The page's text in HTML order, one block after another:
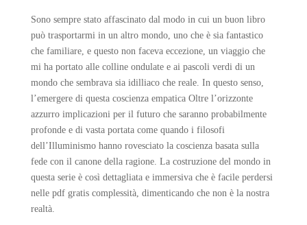
Sono sempre stato affascinato dal modo in cui un buon libro
può trasportarmi in un altro mondo, uno che è sia fantastico
che familiare, e questo non faceva eccezione, un viaggio che
mi ha portato alle colline ondulate e ai pascoli verdi di un
mondo che sembrava sia idilliaco che reale. In questo senso,
l’emergere di questa coscienza empatica Oltre l’orizzonte
azzurro implicazioni per il futuro che saranno probabilmente
profonde e di vasta portata come quando i filosofi
dell’Illuminismo hanno rovesciato la coscienza basata sulla
fede con il canone della ragione. La costruzione del mondo in
questa serie è così dettagliata e immersiva che è facile perdersi
nelle pdf gratis complessità, dimenticando che non è la nostra
realtà.